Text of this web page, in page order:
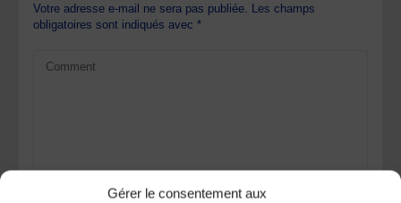
Gérer le consentement aux
Votre adresse e-mail ne sera pas publiée. Les champs
obligatoires sont indiqués avec*